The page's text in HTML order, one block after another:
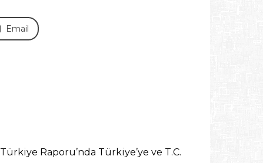
Email
Raporu’nda Türkiye’ye ve T.C.